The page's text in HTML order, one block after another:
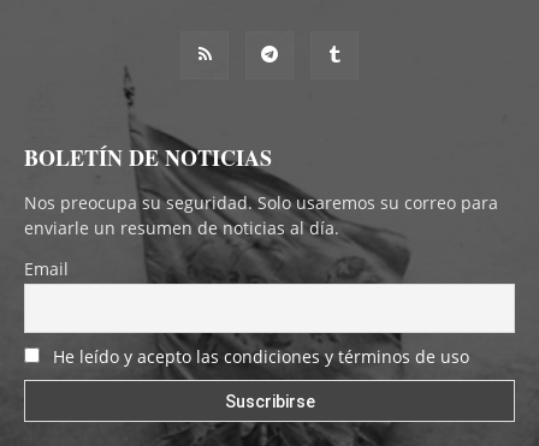
BOLETÍN DE NOTICIAS
Nos preocupa su seguridad. Solo usaremos su correo para
enviarle un resumen de noticias al día.
Email
He leído y acepto las condiciones y términos de uso